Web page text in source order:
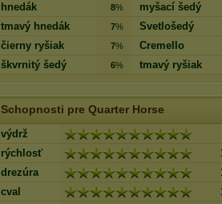
hnedák
8%
myšací šedý
tmavý hnedák
7%
Svetlošedý
čierny ryšiak
7%
Cremello
škvrnitý šedý
6% tmavý ryšiak
Schopnosti pre Quarter Horse
výdrž
rýchlosť
drezúra
cval